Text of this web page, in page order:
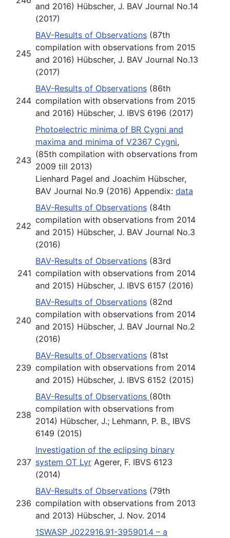
and 2016) Hübscher, J. BAV Journal No.14
(2017)
245
BAV-Results of Observations (87th
compilation with observations from 2015
and 2016) Hübscher, J. BAV Journal No.13
(2017)
244
BAV-Results of Observations (86th
compilation with observations from 2015
and 2016) Hübscher, J. IBVS 6196 (2017)
243
Photoelectric minima of BR Cygni and
maxima and minima of V2367 Cygni,
(85th compilation with observations from
2009 till 2013)
Lienhard Pagel and Joachim Hübscher,
BAV Journal No.9 (2016) Appendix: data
242
BAV-Results of Observations (84th
compilation with observations from 2014
and 2015) Hübscher, J. BAV Journal No.3
(2016)
241
BAV-Results of Observations (83rd
compilation with observations from 2014
and 2015) Hübscher, J. IBVS 6157 (2016)
240
BAV-Results of Observations (82nd
compilation with observations from 2014
and 2015) Hübscher, J. BAV Journal No.2
(2016)
239
BAV-Results of Observations (81st
compilation with observations from 2014
and 2015) Hübscher, J. IBVS 6152 (2015)
238
BAV-Results of Observations (80th
compilation with observations from
2014) Hübscher, J.; Lehmann, P. B., IBVS
6149 (2015)
237
Investigation of the eclipsing binary
system OT Lyr Agerer, F. IBVS 6123
(2014)
236
BAV-Results of Observations (79th
compilation with observations from 2013
and 2013) Hübscher, J. Nov. 2014
1SWASP J022916.91-395901.4 – a